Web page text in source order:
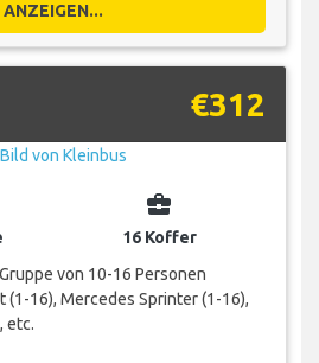
ANZEIGEN...
€312
business_center
16 Koffer
von 10-16 Personen
(1-16), Mercedes Sprinter (1-16),
etc.